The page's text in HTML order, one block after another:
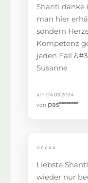
Shanti danke
man hier
sondern
Kompetenz
jeden Fall
Susanne
am 04.03.2024
von pas********
⭐⭐⭐⭐⭐
Liebste
wieder nur